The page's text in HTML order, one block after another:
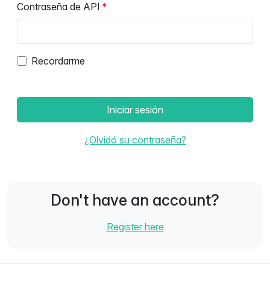
Contraseña de API
Recordarme
Iniciar sesión
¿Olvidó su contraseña?
Don't have an account?
Register here